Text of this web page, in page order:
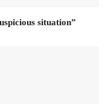
situation”